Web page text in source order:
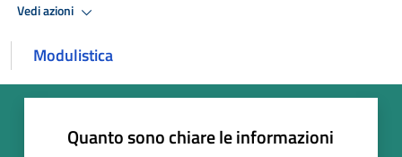
Vedi azioni
Modulistica
Quanto sono chiare le informazioni